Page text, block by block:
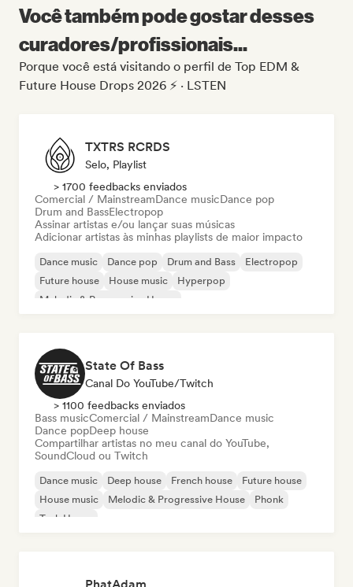
Você também pode gostar desses
curadores/profissionais...
Porque você está visitando o perfil de Top EDM &
Future House Drops 2026 ⚡️ · LSTEN
TXTRS RCRDS
Selo, Playlist
> 1700 feedbacks enviados
Comercial / MainstreamDance musicDance pop
Drum and BassElectropop
Assinar artistas e/ou lançar suas músicas
Adicionar artistas às minhas playlists de maior impacto
Dance music Dance pop Drum and Bass
Electropop
Future house
House music
Hyperpop
Melodic & Progressive House
State Of Bass
Canal Do YouTube/Twitch
> 1100 feedbacks enviados
Bass musicComercial / MainstreamDance music
Dance popDeep house
Compartilhar artistas no meu canal do YouTube,
SoundCloud ou Twitch
Dance music Deep house French house
Future house
House music
Melodic & Progressive House
Phonk
Tech House